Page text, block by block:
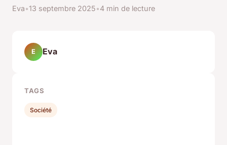
Eva•13 septembre 2025•4 min de lecture
E Eva
TAGS
Société